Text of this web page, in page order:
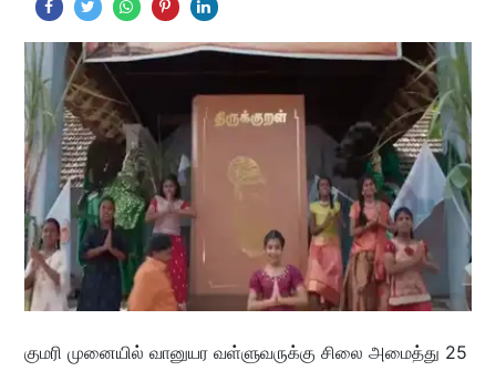
குமரி முனையில் வானுயர வள்ளுவருக்கு சிலை அமைத்து 25